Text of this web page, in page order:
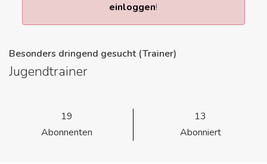
einloggen!
Besonders dringend gesucht (Trainer)
Jugendtrainer
19
Abonnenten
13
Abonniert